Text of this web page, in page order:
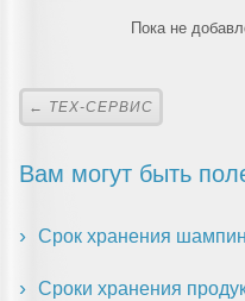
Пока не
← ТЕХ-СЕРВИС
Вам могут быть
Срок хранения
Сроки хранения